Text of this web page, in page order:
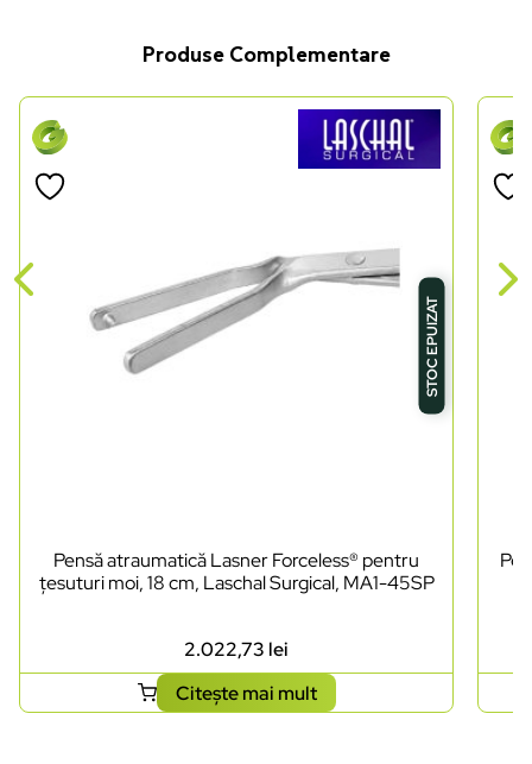
Produse Complementare
STOC EPUIZAT
Pensă atraumatică Lasner Forceless® pentru
țesuturi moi, 18 cm, Laschal Surgical, MA1-45SP
2.022,73 lei
Citește mai mult